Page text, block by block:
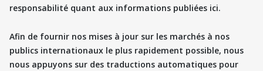
responsabilité quant aux informations publiées ici.
Afin de fournir nos mises à jour sur les marchés à nos
publics internationaux le plus rapidement possible, nous
nous appuyons sur des traductions automatiques pour